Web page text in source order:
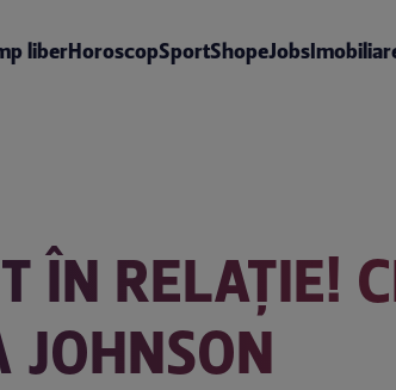
liberHoroscopSportShopeJobs
ÎN RELAȚIE!
JOHNSON